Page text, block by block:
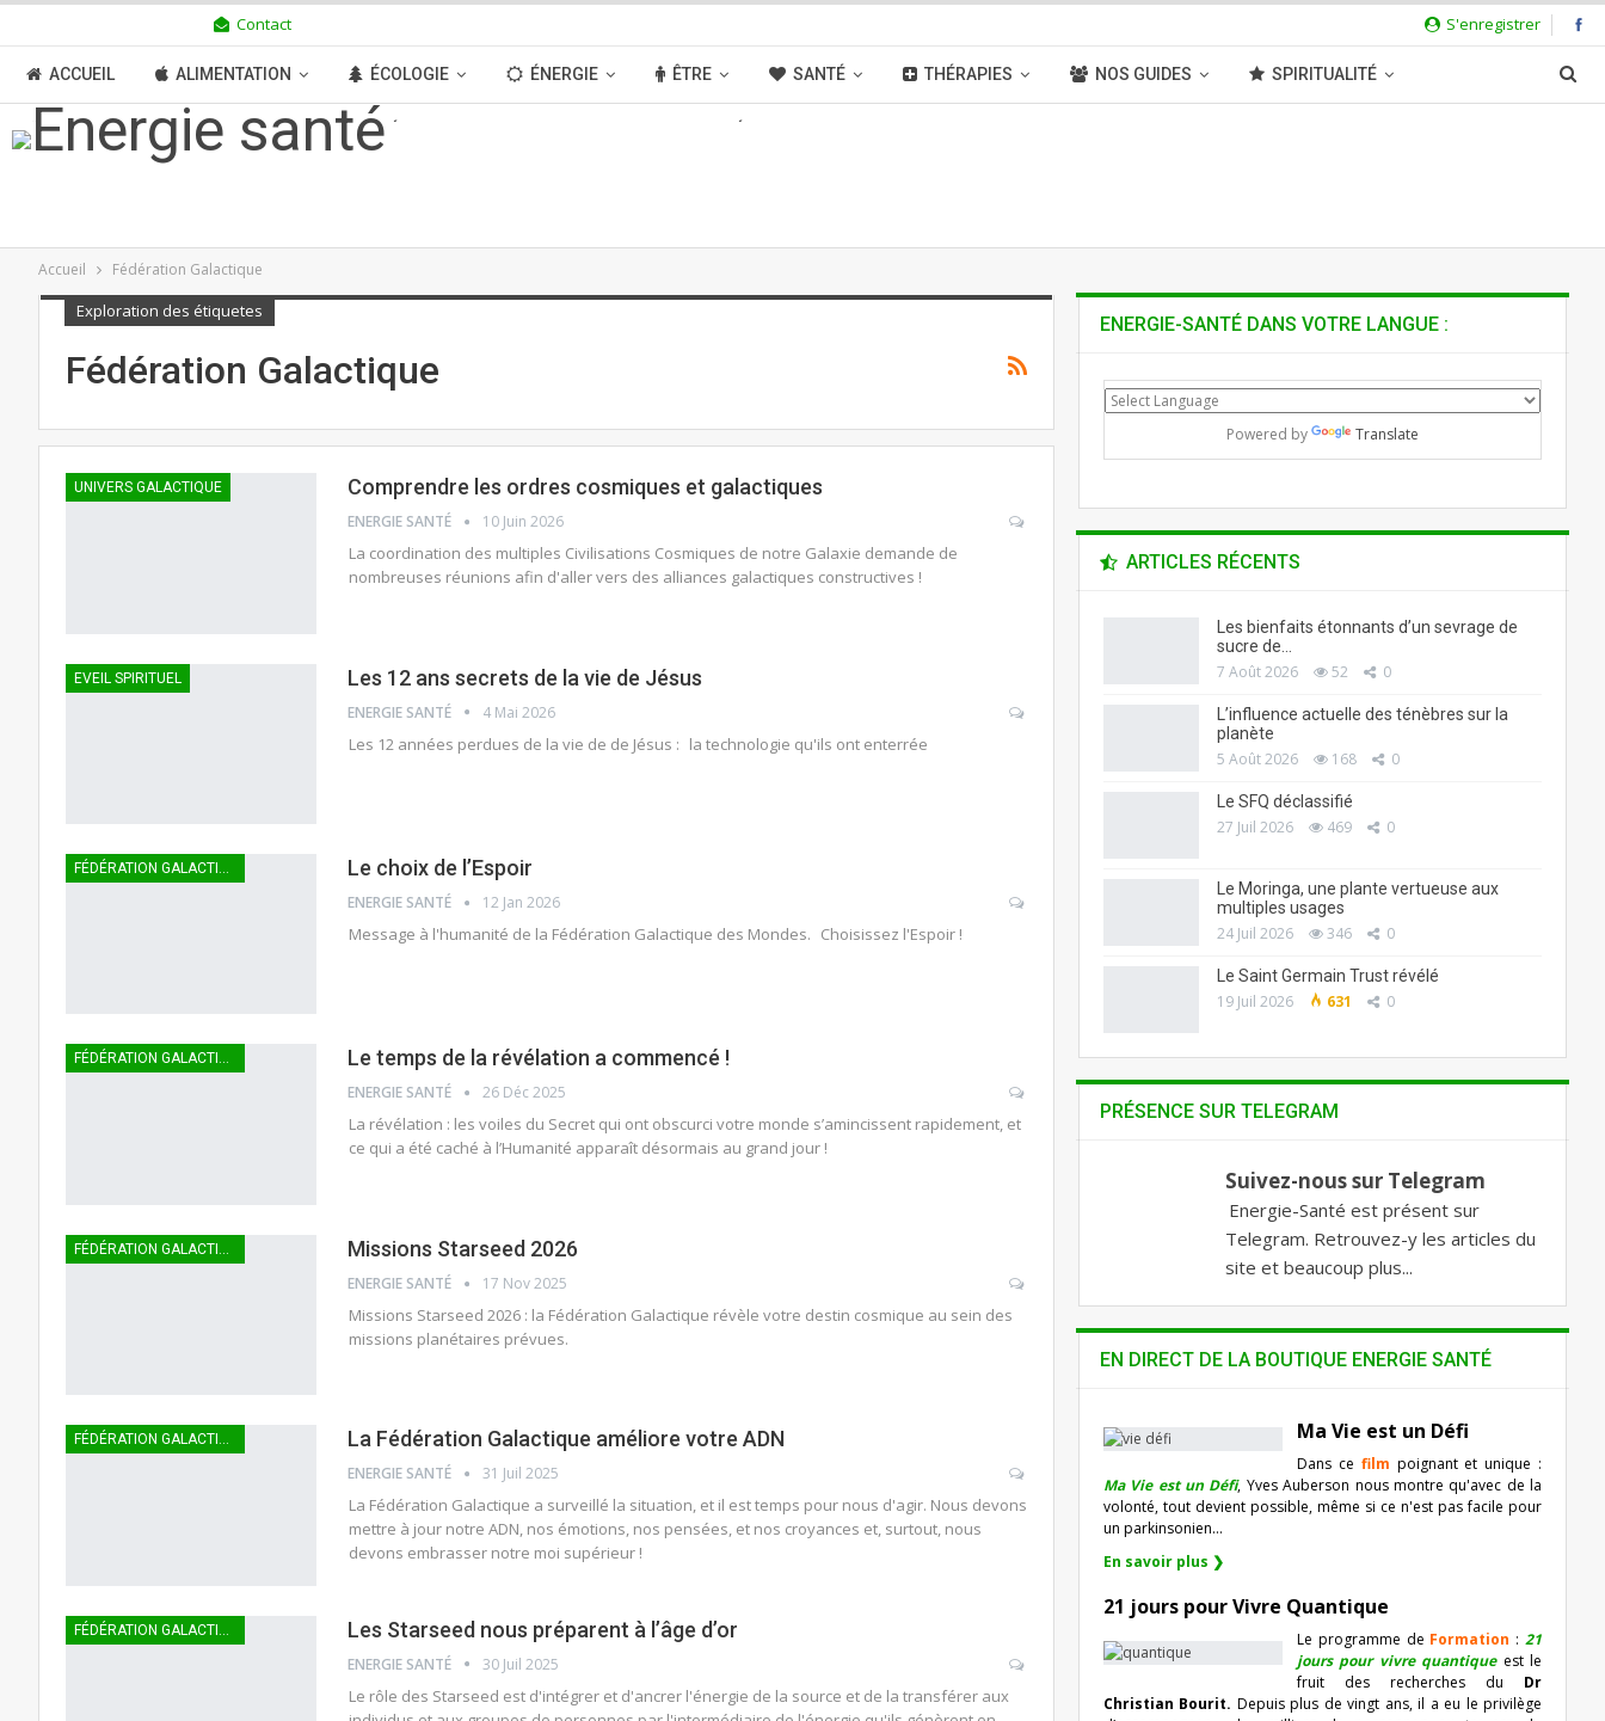
S'enregistrer
Contact
ACCUEIL ALIMENTATION ÉCOLOGIE ÉNERGIE ÊTRE SANTÉ THÉRAPIES NOS GUIDES SPIRITUALITÉ
TRANSITION BOUTIQUE MÉDIAS
Accueil Fédération Galactique
Exploration des étiquetes
Fédération Galactique
UNIVERS GALACTIQUE Comprendre les ordres cosmiques et galactiques
ENERGIE SANTÉ 10 Juin 2026
La coordination des multiples Civilisations Cosmiques de notre Galaxie demande de
nombreuses réunions afin d'aller vers des alliances galactiques constructives !
EVEIL SPIRITUEL Les 12 ans secrets de la vie de Jésus
ENERGIE SANTÉ 4 Mai 2026
Les 12 années perdues de la vie de de Jésus : la technologie qu'ils ont enterrée
FÉDÉRATION GALACTIQUE Le choix de l’Espoir
ENERGIE SANTÉ 12 Jan 2026
Message à l'humanité de la Fédération Galactique des Mondes. Choisissez l'Espoir !
FÉDÉRATION GALACTIQUE Le temps de la révélation a commencé !
ENERGIE SANTÉ 26 Déc 2025
La révélation : les voiles du Secret qui ont obscurci votre monde s’amincissent rapidement, et
ce qui a été caché à l’Humanité apparaît désormais au grand jour !
Missions Starseed 2026
ENERGIE SANTÉ 17 Nov 2025
Missions Starseed 2026 : la Fédération Galactique révèle votre destin cosmique au sein des
missions planétaires prévues.
FÉDÉRATION GALACTIQUE La Fédération Galactique améliore votre ADN
ENERGIE SANTÉ 31 Juil 2025
La Fédération Galactique a surveillé la situation, et il est temps pour nous d'agir. Nous devons
mettre à jour notre ADN, nos émotions, nos pensées, et nos croyances et, surtout, nous
devons embrasser notre moi supérieur !
Les Starseed nous préparent à l’âge d’or
ENERGIE SANTÉ 30 Juil 2025
Le rôle des Starseed est d'intégrer et d'ancrer l'énergie de la source et de la transférer aux
ENERGIE-SANTÉ DANS VOTRE LANGUE :
Powered by Translate
ARTICLES RÉCENTS
Les bienfaits étonnants d’un sevrage de
sucre de…
7 Août 2026 52 0
L’influence actuelle des ténèbres sur la
planète
5 Août 2026 168 0
Le SFQ déclassifié
27 Juil 2026 469 0
Le Moringa, une plante vertueuse aux
multiples usages
24 Juil 2026 346 0
Le Saint Germain Trust révélé
19 Juil 2026 631 0
PRÉSENCE SUR TELEGRAM
Suivez-nous sur Telegram
Energie-Santé est présent sur
Telegram. Retrouvez-y les articles du
site et beaucoup plus...
EN DIRECT DE LA BOUTIQUE ENERGIE SANTÉ
Ma Vie est un Défi
Dans ce film poignant et unique :
Ma Vie est un Défi, Yves Auberson nous montre qu'avec de la
volonté, tout devient possible, même si ce n'est pas facile pour
un parkinsonien…
En savoir plus ❯
21 jours pour Vivre Quantique
Le programme de Formation :21
jours pour vivre quantiqueest le
fruit des recherches du Dr
Christian Bourit. Depuis plus de vingt ans, il a eu le privilège